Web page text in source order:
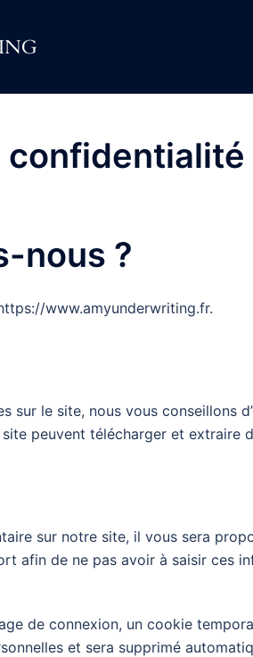
confidentialité
nous ?
www.amyunderwriting.fr.
sur le site, nous vous conseillons
peuvent télécharger et extraire
sur notre site, il vous sera
afin de ne pas avoir à saisir ces
de connexion, un cookie
et sera supprimé